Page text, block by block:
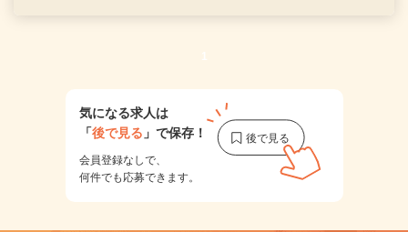
1
気になる求人は
「後で見る 」で保存！
会員登録なしで、
何件でも応募できます。